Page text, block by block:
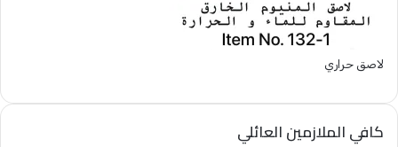
لاصق حراري
كافي الملازمين العائلي